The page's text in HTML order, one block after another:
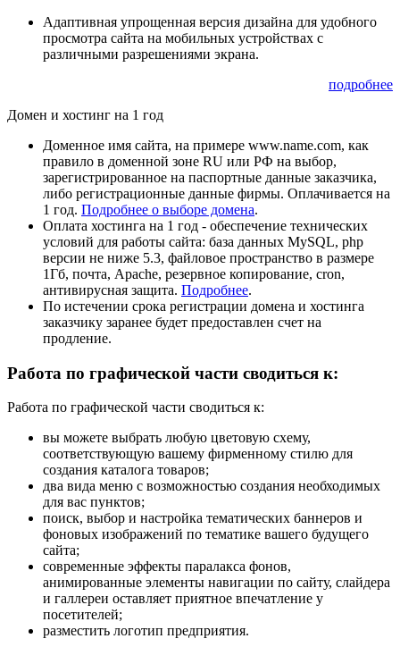
Адаптивная упрощенная версия дизайна для удобного
просмотра сайта на мобильных устройствах с
различными разрешениями экрана.
подробнее
Домен и хостинг на 1 год
Доменное имя сайта, на примере www.name.com, как
правило в доменной зоне RU или РФ на выбор,
зарегистрированное на паспортные данные заказчика,
либо регистрационные данные фирмы. Оплачивается на
1 год. Подробнее о выборе домена.
Оплата хостинга на 1 год - обеспечение технических
условий для работы сайта: база данных MySQL, php
версии не ниже 5.3, файловое пространство в размере
1Гб, почта, Apache, резервное копирование, cron,
антивирусная защита. Подробнее.
По истечении срока регистрации домена и хостинга
заказчику заранее будет предоставлен счет на
продление.
Работа по графической части сводиться к:
Работа по графической части сводиться к:
вы можете выбрать любую цветовую схему,
соответствующую вашему фирменному стилю для
создания каталога товаров;
два вида меню с возможностью создания необходимых
для вас пунктов;
поиск, выбор и настройка тематических баннеров и
фоновых изображений по тематике вашего будущего
сайта;
современные эффекты паралакса фонов,
анимированные элементы навигации по сайту, слайдера
и галлереи оставляет приятное впечатление у
посетителей;
разместить логотип предприятия.